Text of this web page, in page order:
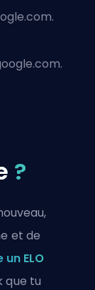
?
et de
ELO
que tu